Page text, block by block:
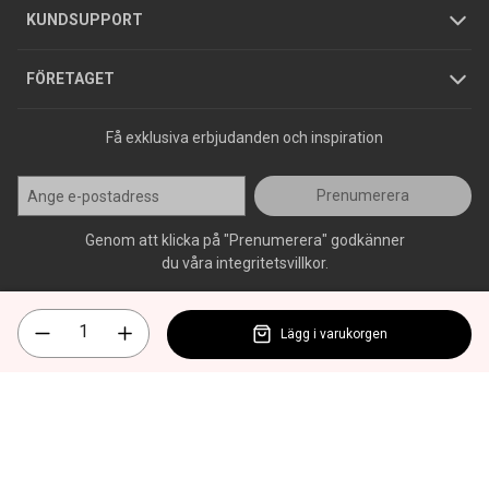
KUNDSUPPORT
Varumärken
FÖRETAGET
Jobba hos oss
Press
Få exklusiva erbjudanden och inspiration
Prenumerera
Genom att klicka på "Prenumerera" godkänner
du våra integritetsvillkor.
Lägg i varukorgen